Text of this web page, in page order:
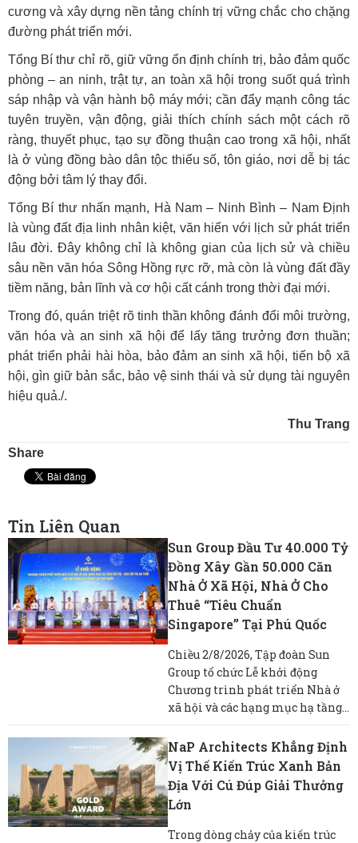
cương và xây dựng nền tảng chính trị vững chắc cho chặng
đường phát triển mới.
Tổng Bí thư chỉ rõ, giữ vững ổn định chính trị, bảo đảm quốc
phòng – an ninh, trật tự, an toàn xã hội trong suốt quá trình
sáp nhập và vận hành bộ máy mới; cần đẩy mạnh công tác
tuyên truyền, vận động, giải thích chính sách một cách rõ
ràng, thuyết phục, tạo sự đồng thuận cao trong xã hội, nhất
là ở vùng đồng bào dân tộc thiểu số, tôn giáo, nơi dễ bị tác
động bởi tâm lý thay đổi.
Tổng Bí thư nhấn mạnh, Hà Nam – Ninh Bình – Nam Định
là vùng đất địa linh nhân kiệt, văn hiến với lịch sử phát triển
lâu đời. Đây không chỉ là không gian của lịch sử và chiều
sâu nền văn hóa Sông Hồng rực rỡ, mà còn là vùng đất đầy
tiềm năng, bản lĩnh và cơ hội cất cánh trong thời đại mới.
Trong đó, quán triệt rõ tinh thần không đánh đổi môi trường,
văn hóa và an sinh xã hội để lấy tăng trưởng đơn thuần;
phát triển phải hài hòa, bảo đảm an sinh xã hội, tiến bộ xã
hội, gìn giữ bản sắc, bảo vệ sinh thái và sử dụng tài nguyên
hiệu quả./.
Thu Trang
Share
Tin Liên Quan
Sun Group Đầu Tư 40.000 Tỷ
Đồng Xây Gần 50.000 Căn
Nhà Ở Xã Hội, Nhà Ở Cho
Thuê “tiêu Chuẩn
Singapore” Tại Phú Quốc
Chiều 2/8/2026, Tập đoàn Sun
Group tổ chức Lễ khởi động
Chương trình phát triển Nhà ở
xã hội và các hạng mục hạ tầng...
NaP Architects Khẳng Định
Vị Thế Kiến Trúc Xanh Bản
Địa Với Cú Đúp Giải Thưởng
Lớn
Trong dòng chảy của kiến trúc